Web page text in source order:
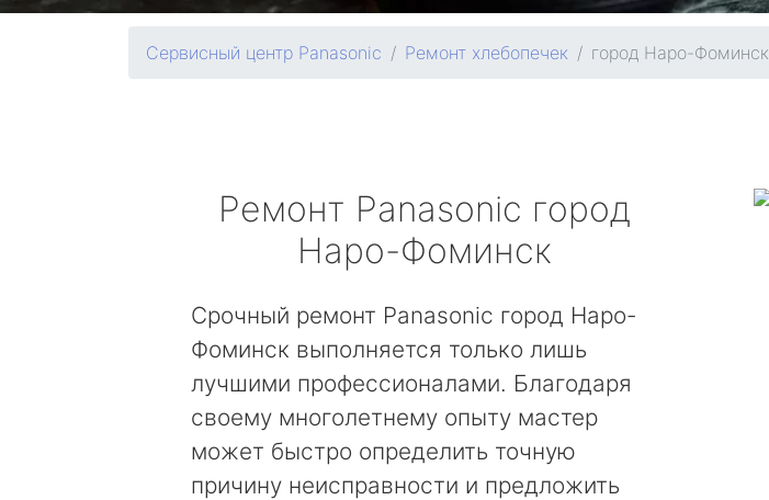
Сервисный центр Panasonic Ремонт хлебопечек город Наро-Фоминск
Ремонт Panasonic город
Наро-Фоминск
Срочный ремонт Panasonic город Наро-
Фоминск выполняется только лишь
лучшими профессионалами. Благодаря
своему многолетнему опыту мастер
может быстро определить точную
причину неисправности и предложить